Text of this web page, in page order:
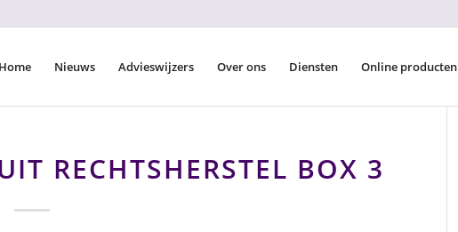
Nieuws Advieswijzers Over ons Diensten Online producten
RECHTSHERSTEL BOX 3